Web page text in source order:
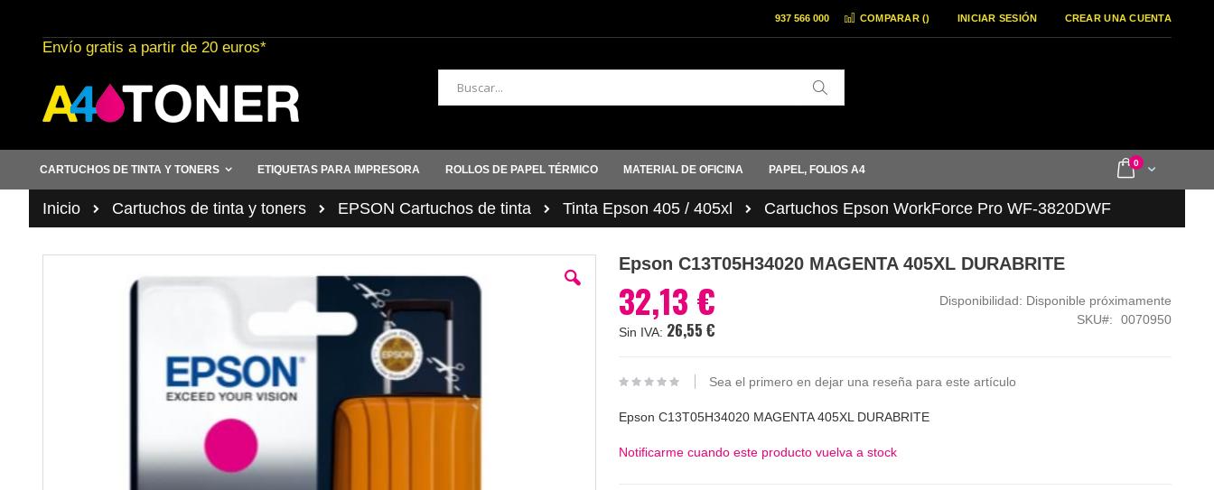
al
contenido
COMPARAR () INICIAR SESIÓN CREAR UNA CUENTA
937 566 000
Envío gratis a partir de 20 euros*
Buscar
Cart
0items
CARTUCHOS DE TINTA Y TONERS ETIQUETAS PARA IMPRESORA ROLLOS DE PAPEL TÉRMICO MATERIAL DE OFICINA PAPEL, FOLIOS A4
Inicio Cartuchos de tinta y toners EPSON Cartuchos de tinta Tinta Epson 405 / 405xl Cartuchos Epson WorkForce Pro WF-3820DWF
Epson C13T05H34020 MAGENTA 405XL DURABRITE
32,13 €
26,55 €
Disponibilidad: Disponible próximamente
SKU
0070950
Sea el primero en dejar una reseña para este artículo
Epson C13T05H34020 MAGENTA 405XL DURABRITE
Notificarme cuando este producto vuelva a stock